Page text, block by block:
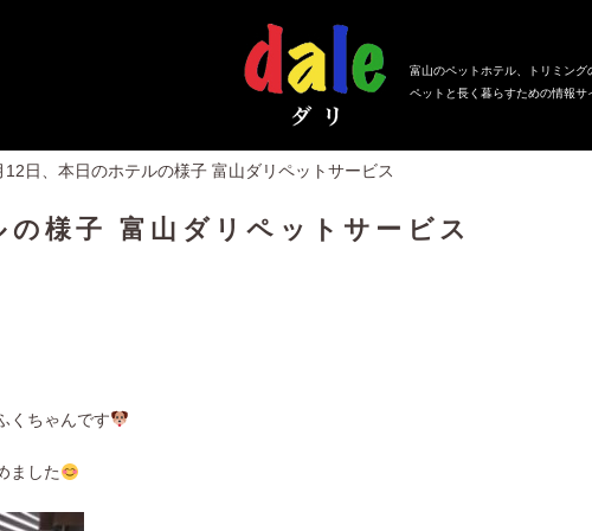
富山のペットホテル、トリミング
ペットと長く暮らすための情報サ
12日、本日のホテルの様子 富山ダリペットサービス
様子 富山ダリペットサービス
くちゃんです
ました